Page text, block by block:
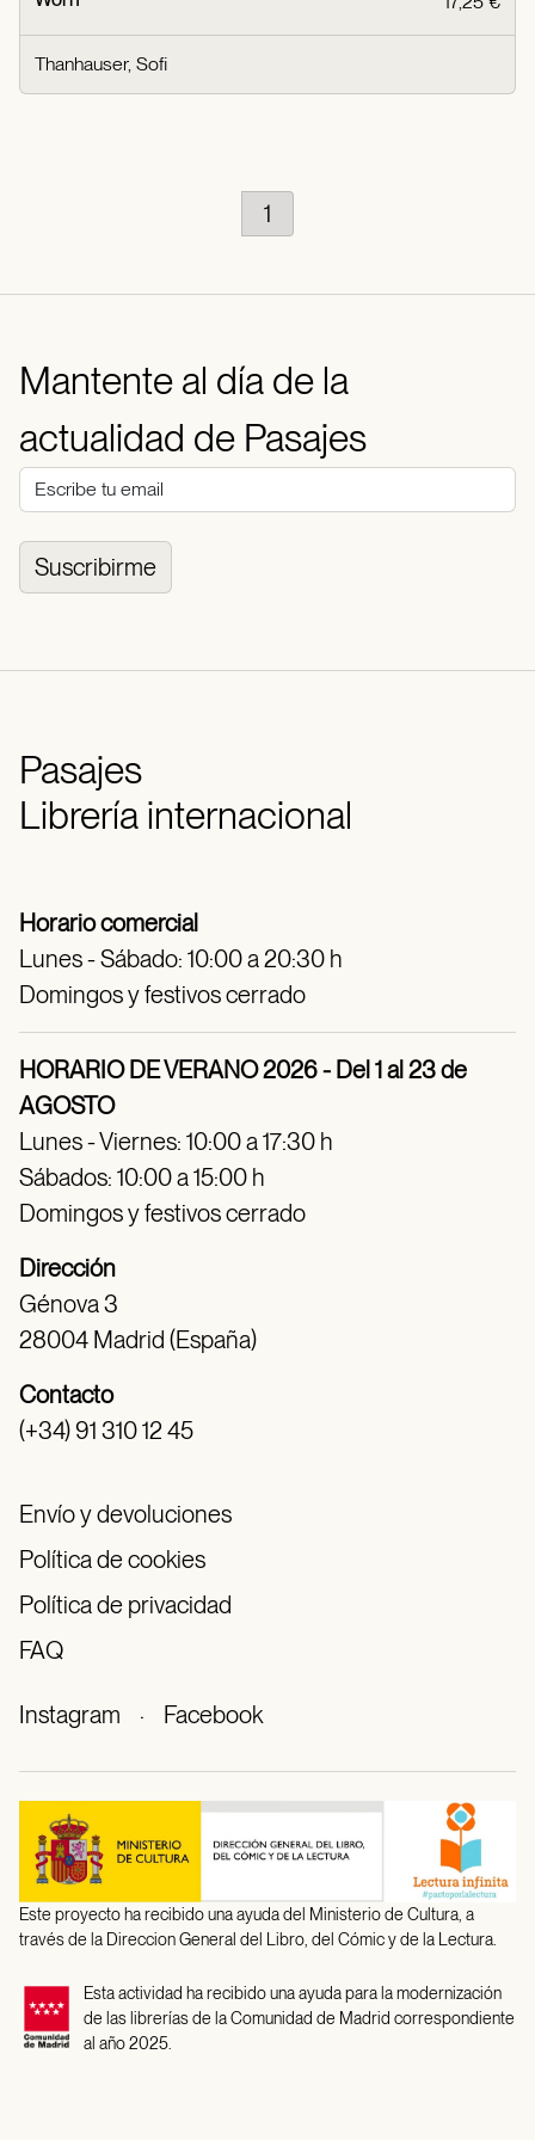
Thanhauser, Sofi
1
Mantente al día de la
actualidad de Pasajes
Suscribirme
Pasajes
Librería internacional
Horario comercial
Lunes - Sábado: 10:00 a 20:30 h
Domingos y festivos cerrado
HORARIO DE VERANO 2026 - Del 1 al 23 de
AGOSTO
Lunes - Viernes: 10:00 a 17:30 h
Sábados: 10:00 a 15:00 h
Domingos y festivos cerrado
Dirección
Génova 3
28004 Madrid (España)
Contacto
(+34) 91 310 12 45
Envío y devoluciones
Política de cookies
Política de privacidad
FAQ
Instagram · Facebook
Este proyecto ha recibido una ayuda del Ministerio de Cultura, a
través de la Direccion General del Libro, del Cómic y de la Lectura.
Esta actividad ha recibido una ayuda para la modernización
de las librerías de la Comunidad de Madrid correspondiente
al año 2025.